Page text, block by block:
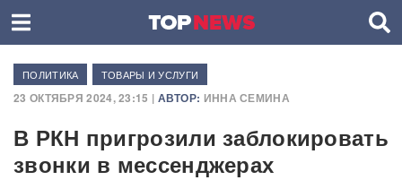
ПОЛИТИКА ТОВАРЫ И УСЛУГИ
23 ОКТЯБРЯ 2024, 23:15 | АВТОР: ИННА СЕМИНА
В РКН пригрозили заблокировать
звонки в мессенджерах